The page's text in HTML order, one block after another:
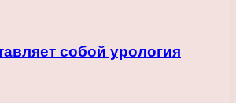
собой урология